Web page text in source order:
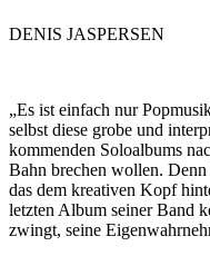
DENIS JASPERSEN
„Es ist einfach nur
selbst diese grobe und
kommenden Soloalbums
Bahn brechen wollen.
das dem kreativen Kopf
letzten Album seiner Band
zwingt, seine